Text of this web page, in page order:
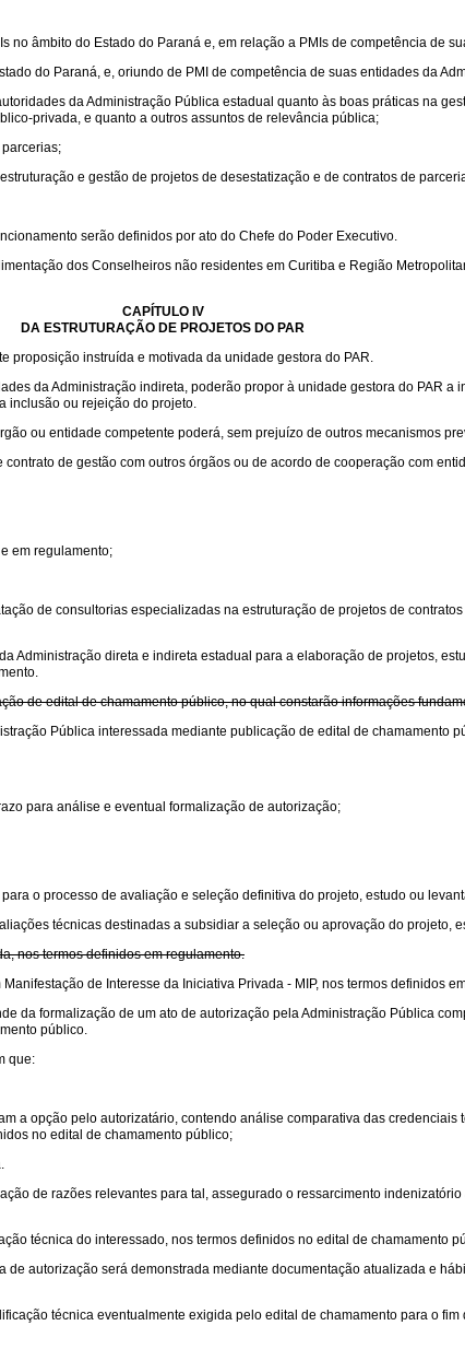
âmbito do Estado do Paraná e, em relação a PMIs de competência de
do Paraná, e, oriundo de PMI de competência de suas entidades da
da Administração Pública estadual quanto às boas práticas na
privada, e quanto a outros assuntos de relevância pública;
e gestão de projetos de desestatização e de contratos de
serão definidos por ato do Chefe do Poder Executivo.
dos Conselheiros não residentes em Curitiba e Região
CAPÍTULO IV
DA ESTRUTURAÇÃO DE PROJETOS DO PAR
proposição instruída e motivada da unidade gestora do PAR.
da Administração indireta, poderão propor à unidade gestora do PAR a
inclusão ou rejeição do projeto.
ou entidade competente poderá, sem prejuízo de outros mecanismos
de gestão com outros órgãos ou de acordo de cooperação com
em regulamento;
de consultorias especializadas na estruturação de projetos de
Administração direta e indireta estadual para a elaboração de projetos,
de edital de chamamento público, no qual constarão informações
Pública interessada mediante publicação de edital de chamamento
para análise e eventual formalização de autorização;
o processo de avaliação e seleção definitiva do projeto, estudo ou
técnicas destinadas a subsidiar a seleção ou aprovação do projeto,
nos termos definidos em regulamento.
de Interesse da Iniciativa Privada - MIP, nos termos definidos
da formalização de um ato de autorização pela Administração Pública
público.
que:
a opção pelo autorizatário, contendo análise comparativa das
no edital de chamamento público;
de razões relevantes para tal, assegurado o ressarcimento
técnica do interessado, nos termos definidos no edital de chamamento
autorização será demonstrada mediante documentação atualizada e
técnica eventualmente exigida pelo edital de chamamento para o